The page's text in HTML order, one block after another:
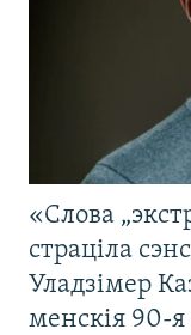
«Слова
страціла
Уладзімер
менскія 90-я